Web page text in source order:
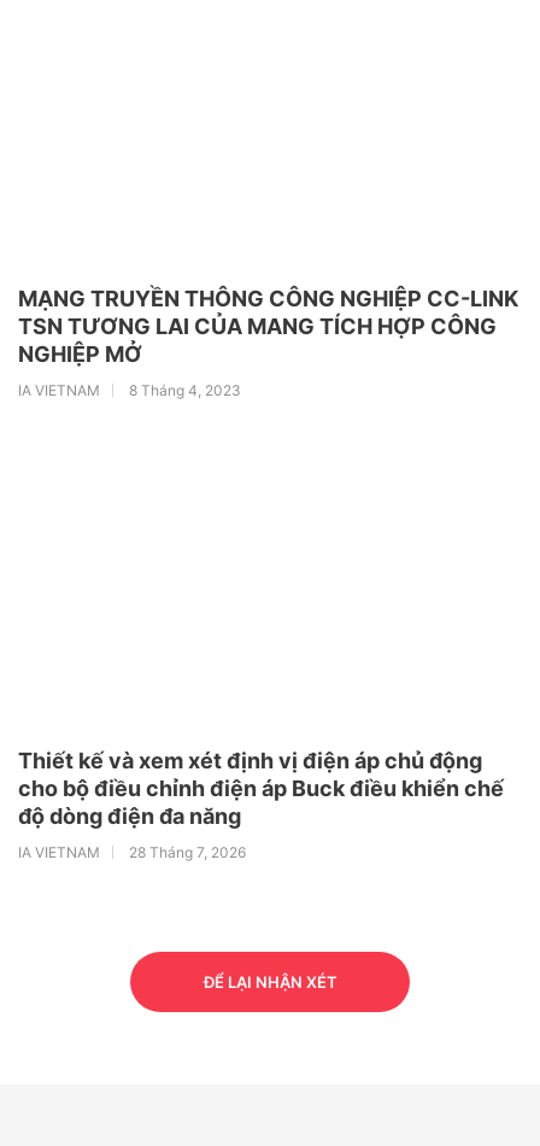
MẠNG TRUYỀN THÔNG CÔNG NGHIỆP CC-LINK
TSN TƯƠNG LAI CỦA MANG TÍCH HỢP CÔNG
NGHIỆP MỞ
IA VIETNAM 8 Tháng 4, 2023
Thiết kế và xem xét định vị điện áp chủ động
cho bộ điều chỉnh điện áp Buck điều khiển chế
độ dòng điện đa năng
IA VIETNAM 28 Tháng 7, 2026
ĐỂ LẠI NHẬN XÉT